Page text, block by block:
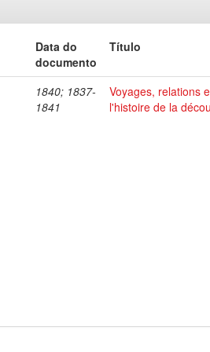
Data do
documento
Título
1840; 1837-
1841
Voyages, relations
l'histoire de la